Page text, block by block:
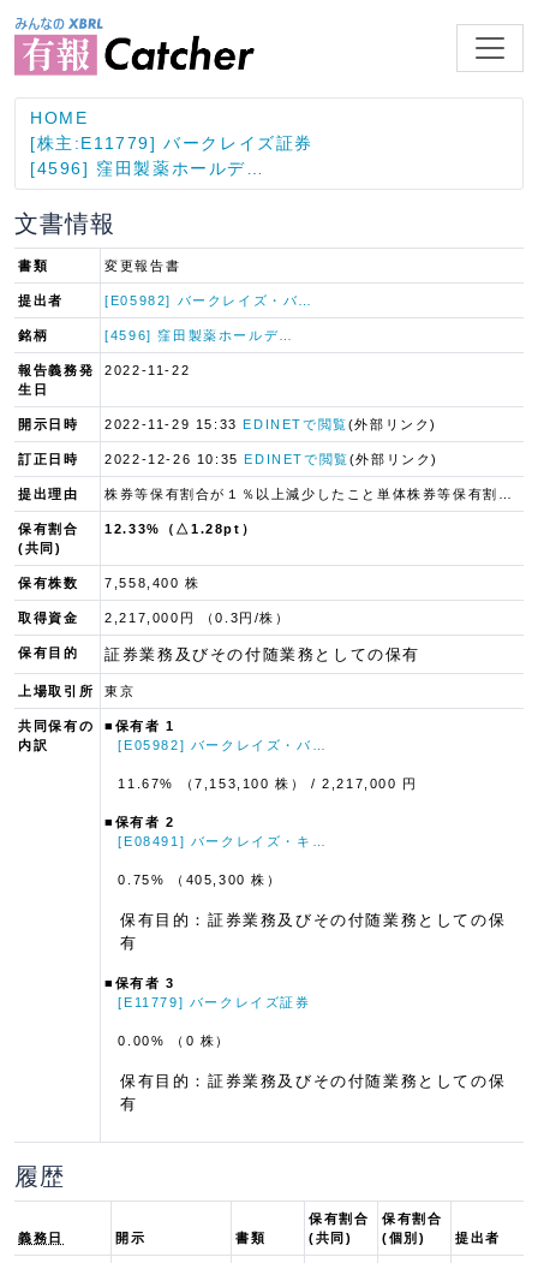
HOME
[株主:E11779] バークレイズ証券
[4596] 窪田製薬ホールデ…
文書情報
書類 変更報告書
提出者 [E05982] バークレイズ・バ…
銘柄 [4596] 窪田製薬ホールデ…
報告義務発
生日
2022-11-22
開示日時 2022-11-29 15:33EDINETで閲覧(外部リンク)
訂正日時 2022-12-26 10:35EDINETで閲覧(外部リンク)
提出理由
保有割合
(共同)
12.33%（△1.28pt）
保有株数 7,558,400 株
取得資金 2,217,000円 （0.3円/株）
保有目的 証券業務及びその付随業務としての保有
上場取引所 東京
共同保有の
内訳
■保有者 1
[E05982] バークレイズ・バ…
11.67% （7,153,100 株） / 2,217,000 円
■保有者 2
[E08491] バークレイズ・キ…
0.75% （405,300 株）
保有目的：証券業務及びその付随業務としての保
有
■保有者 3
[E11779] バークレイズ証券
0.00% （0 株）
保有目的：証券業務及びその付随業務としての保
有
履歴
義務日 開示 書類
保有割合
(共同)
保有割合
(個別)
提出者